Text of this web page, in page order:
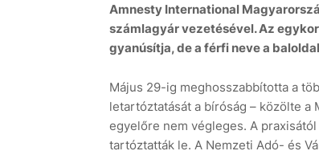
Amnesty International
számlagyár vezetésével. Az
gyanúsítja, de a férfi neve a
Május 29-ig meghosszabbította a
letartóztatását a bíróság – közölte a
egyelőre nem végleges. A
tartóztatták le. A Nemzeti Adó- és